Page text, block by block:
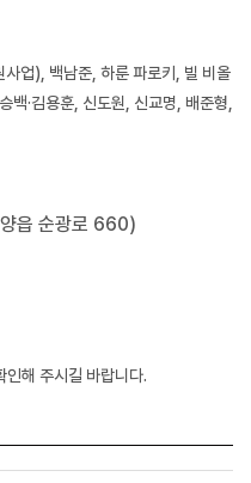
업), 백남준, 하룬 파로키, 빌 비올
백·김용훈, 신도원, 신교명, 배준형,
읍 순광로 660)
해 주시길 바랍니다.